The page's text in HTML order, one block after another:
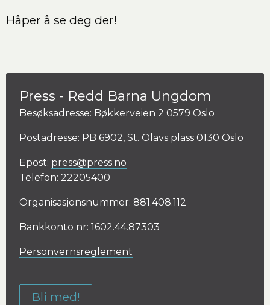
Håper å se deg der!
Press - Redd Barna Ungdom
Besøksadresse: Bøkkerveien 2 0579 Oslo
Postadresse: PB 6902, St. Olavs plass 0130 Oslo
Epost: press@press.no
Telefon: 22205400
Organisasjonsnummer: 881.408.112
Bankkonto nr: 1602.44.87303
Personvernsreglement
Bli med!